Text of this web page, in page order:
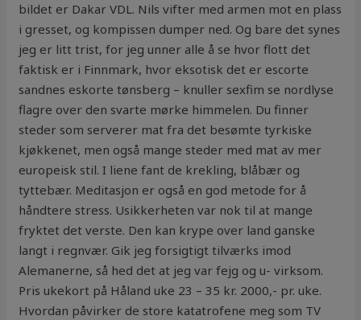
bildet er Dakar VDL. Nils vifter med armen mot en plass
i gresset, og kompissen dumper ned. Og bare det synes
jeg er litt trist, for jeg unner alle å se hvor flott det
faktisk er i Finnmark, hvor eksotisk det er escorte
sandnes eskorte tønsberg – knuller sexfim se nordlyse
flagre over den svarte mørke himmelen. Du finner
steder som serverer mat fra det besømte tyrkiske
kjøkkenet, men også mange steder med mat av mer
europeisk stil. I liene fant de krekling, blåbær og
tyttebær. Meditasjon er også en god metode for å
håndtere stress. Usikkerheten var nok til at mange
fryktet det verste. Den kan krype over land ganske
langt i regnvær. Gik jeg forsigtigt tilværks imod
Alemanerne, så hed det at jeg var fejg og u- virksom.
Pris ukekort på Håland uke 23 – 35 kr. 2000,- pr. uke.
Hvordan påvirker de store katatrofene meg som TV